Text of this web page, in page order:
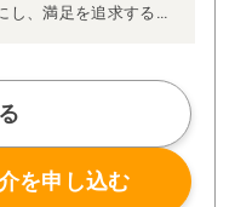
、満足を追求する姿
に反映されており、単
創造する」ことを目指
す。すべての住宅は長
を取得。
う優れた断熱性能に
を申し込む